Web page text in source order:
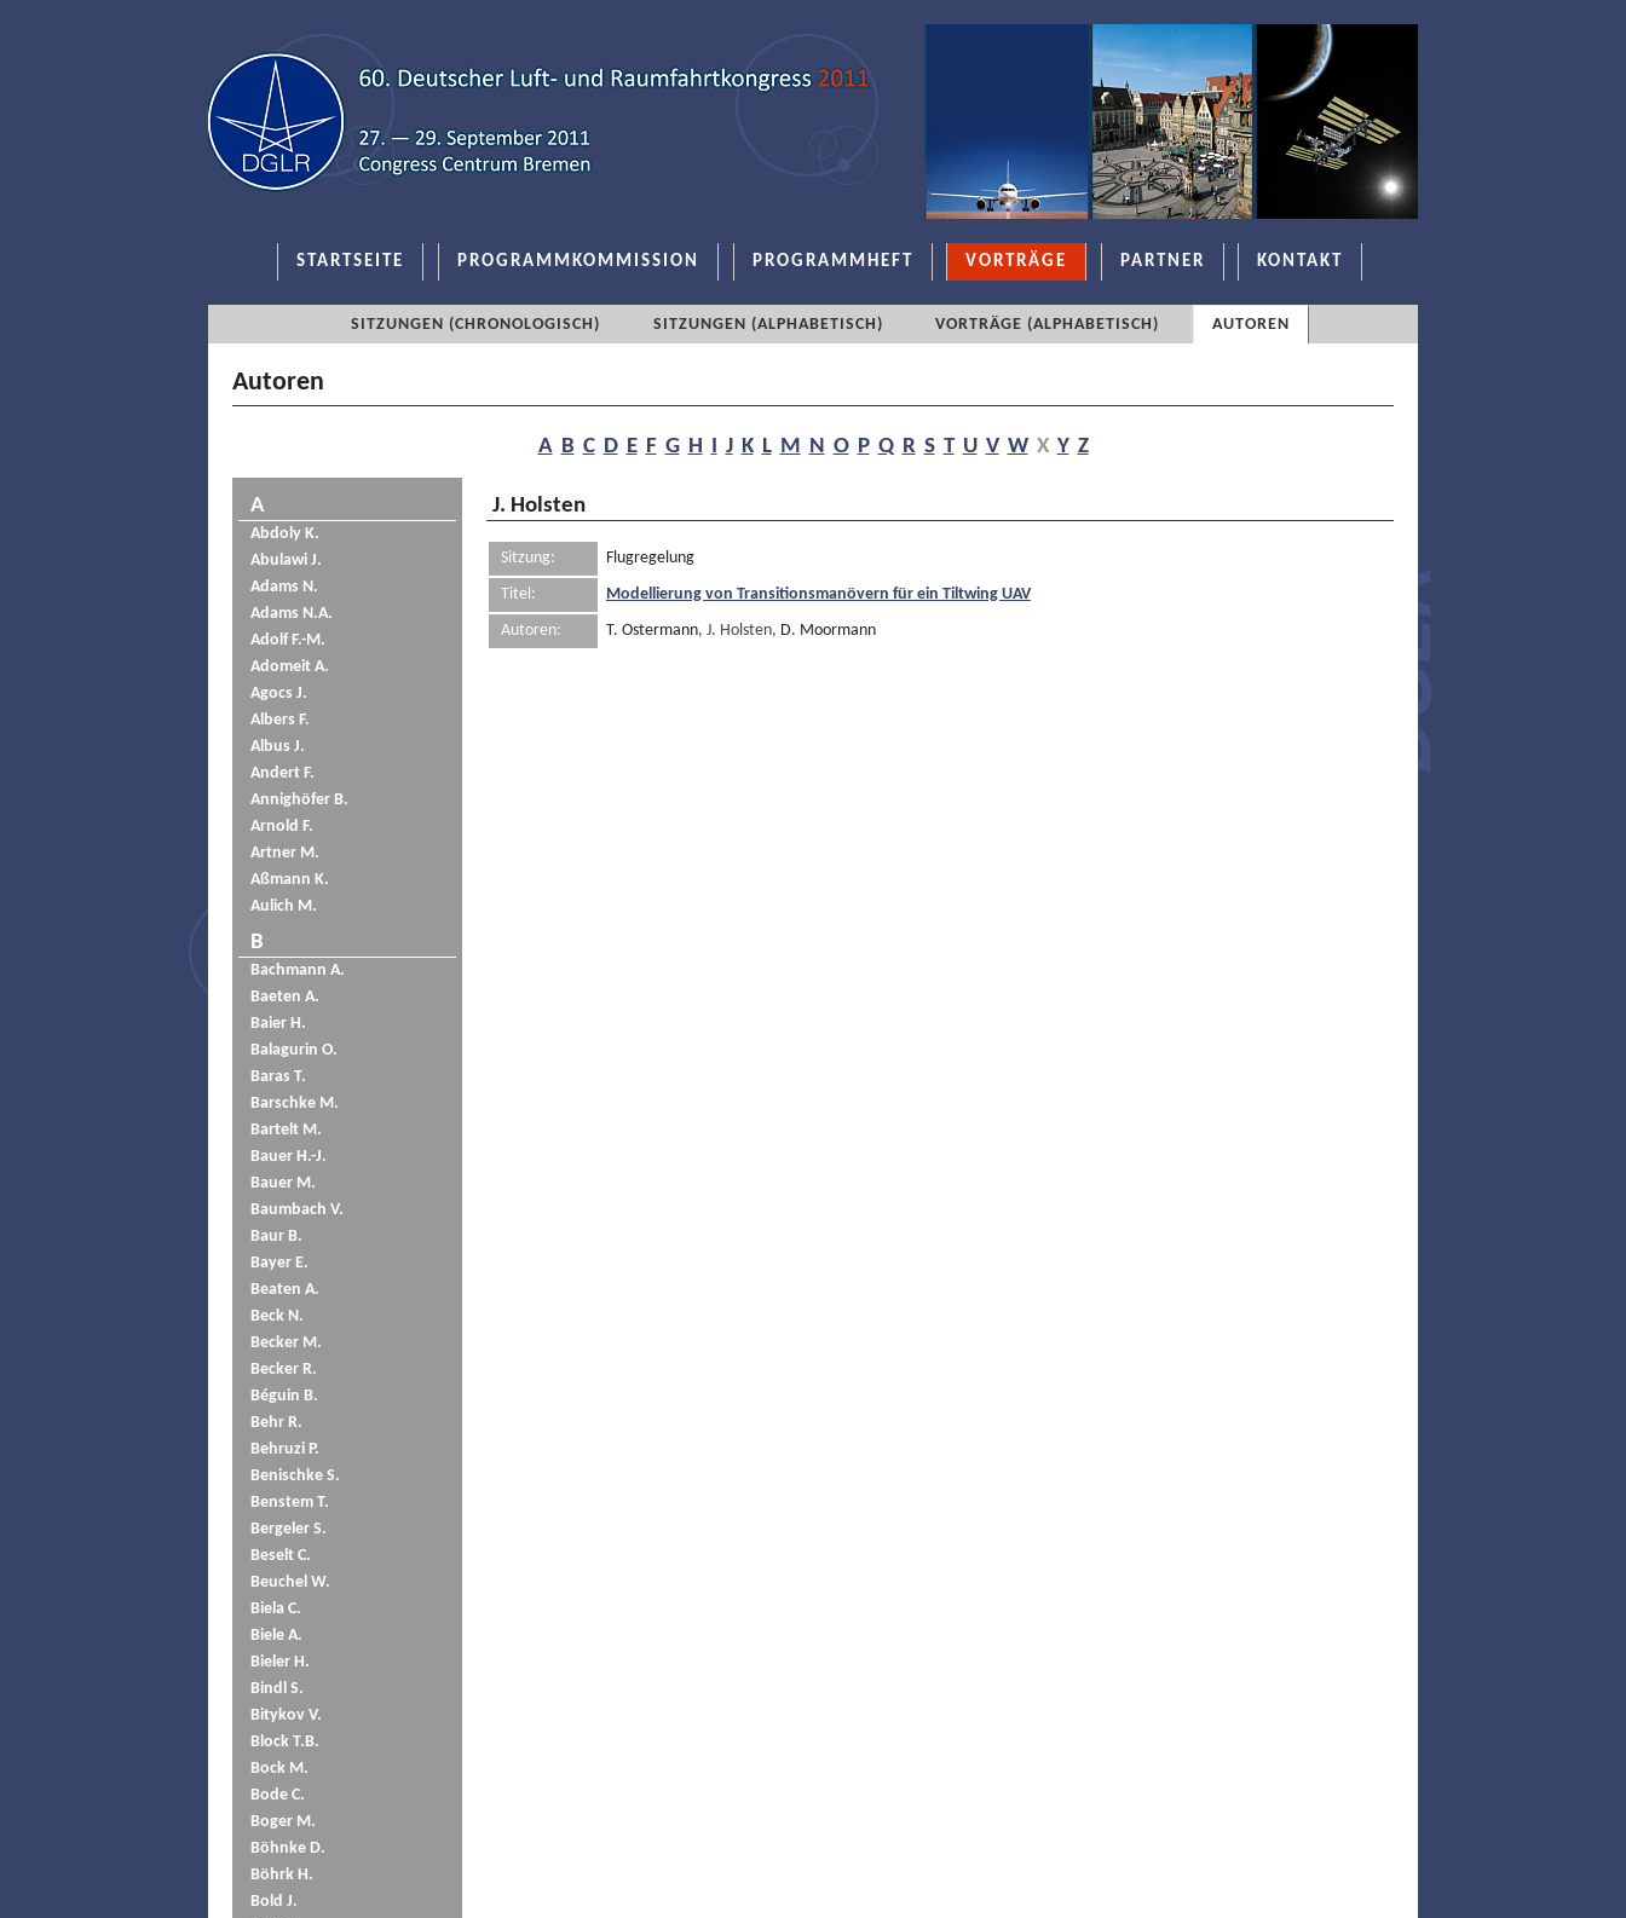
STARTSEITE PROGRAMMKOMMISSION PROGRAMMHEFT VORTRÄGE PARTNER KONTAKT
SITZUNGEN (CHRONOLOGISCH) SITZUNGEN (ALPHABETISCH) VORTRÄGE (ALPHABETISCH) AUTOREN
Autoren
A B C D E F G H I J K L M N O P Q R S T U V W X Y Z
A
Abdoly K.
Abulawi J.
Adams N.
Adams N.A.
Adolf F.-M.
Adomeit A.
Agocs J.
Albers F.
Albus J.
Andert F.
Annighöfer B.
Arnold F.
Artner M.
Aßmann K.
Aulich M.
B
Bachmann A.
Baeten A.
Baier H.
Balagurin O.
Baras T.
Barschke M.
Bartelt M.
Bauer H.-J.
Bauer M.
Baumbach V.
Baur B.
Bayer E.
Beaten A.
Beck N.
Becker M.
Becker R.
Béguin B.
Behr R.
Behruzi P.
Benischke S.
Benstem T.
Bergeler S.
Beselt C.
Beuchel W.
Biela C.
Biele A.
Bieler H.
Bindl S.
Bitykov V.
Block T.B.
Bock M.
Bode C.
Boger M.
Böhnke D.
Böhrk H.
Bold J.
J. Holsten
Sitzung:
Flugregelung
Titel:
Modellierung von Transitionsmanövern für ein Tiltwing UAV
Autoren:
T. Ostermann, J. Holsten, D. Moormann